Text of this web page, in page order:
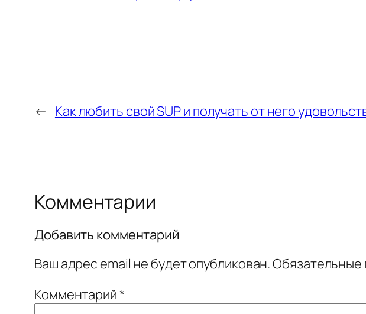
← Как любить свой SUP и получать от него
Комментарии
Добавить комментарий
Ваш адрес email не будет опубликован.
Комментарий*